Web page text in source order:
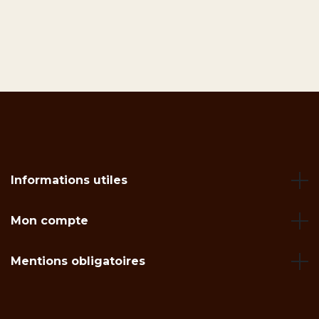
Informations utiles
Mon compte
Mentions obligatoires